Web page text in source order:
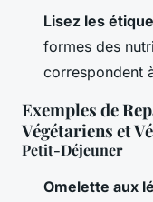
Lisez les
formes des
correspondent
Exemples de
Végétariens et
Petit-Déjeuner
Omelette aux